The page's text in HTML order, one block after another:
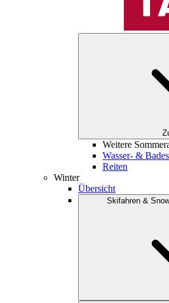
Weitere
Wasser- &
Reiten
Winter
Übersicht
Skifahren &